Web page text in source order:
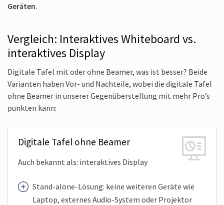
Geräten.
Vergleich: Interaktives Whiteboard vs.
interaktives Display
Digitale Tafel mit oder ohne Beamer, was ist besser? Beide
Varianten haben Vor- und Nachteile, wobei die digitale Tafel
ohne Beamer in unserer Gegenüberstellung mit mehr Pro’s
punkten kann:
Digitale Tafel ohne Beamer
Auch bekannt als: interaktives Display
Stand-alone-Lösung: keine weiteren Geräte wie
Laptop, externes Audio-System oder Projektor